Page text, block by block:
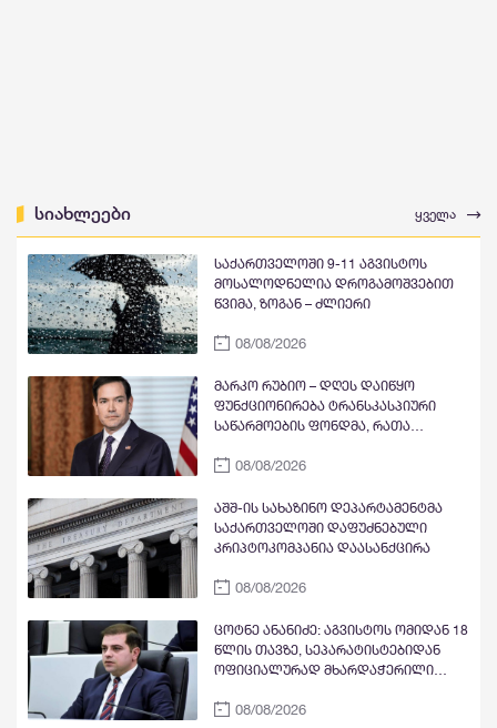
სიახლეები ყველა
საქართველოში 9-11 აგვისტოს
მოსალოდნელია დროგამოშვებით
წვიმა, ზოგან – ძლიერი
08/08/2026
მარკო რუბიო – დღეს დაიწყო
ფუნქციონირება ტრანსკასპიური
საწარმოების ფონდმა, რათა
ინვესტიციები სამხრეთ კავკასიასა
დერეფნის გასწვრივ
08/08/2026
აშშ-ის სახაზინო დეპარტამენტმა
საქართველოში დაფუძნებული
კრიპტოკომპანია დაასანქცირა
08/08/2026
ცოტნე ანანიძე: აგვისტოს ომიდან 18
წლის თავზე, სეპარატისტებიდან
ოფიციალურად მხარდაჭერილი
08/08/2026